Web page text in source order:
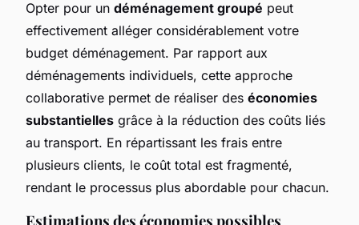
Opter pour un déménagement groupé peut
effectivement alléger considérablement votre
budget déménagement. Par rapport aux
déménagements individuels, cette approche
collaborative permet de réaliser des économies
substantielles grâce à la réduction des coûts liés
au transport. En répartissant les frais entre
plusieurs clients, le coût total est fragmenté,
rendant le processus plus abordable pour chacun.
Estimations des économies possibles